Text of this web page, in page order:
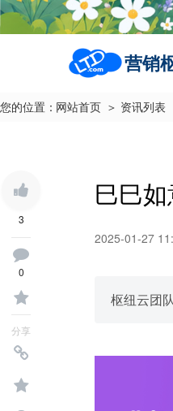
营销
您的位置： 网站首页 ＞ 资讯列表
3
0
分享
巳巳
2025-01-27
枢纽云团